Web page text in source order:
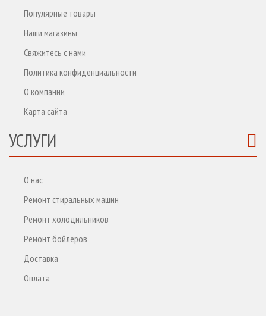
Популярные товары
Наши магазины
Свяжитесь с нами
Политика конфиденциальности
О компании
Карта сайта
УСЛУГИ
О нас
Ремонт стиральных машин
Ремонт холодильников
Ремонт бойлеров
Доставка
Оплата